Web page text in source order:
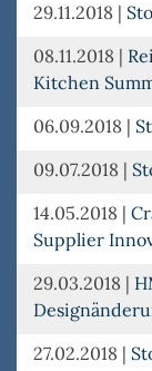
29.11.2018 |
08.11.2018 |
Kitchen
06.09.2018 |
09.07.2018 |
14.05.2018 |
Supplier
29.03.2018 |
27.02.2018 |